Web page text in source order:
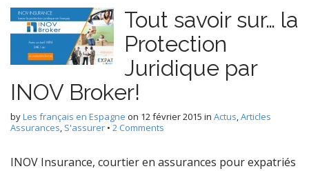
Tout savoir sur… la
Protection
Juridique par
INOV Broker!
byLes français en Espagne on 12 février 2015 in Actus,Articles
Assurances, S'assurer • 2 Comments
INOV Insurance, courtier en assurances pour expatriés